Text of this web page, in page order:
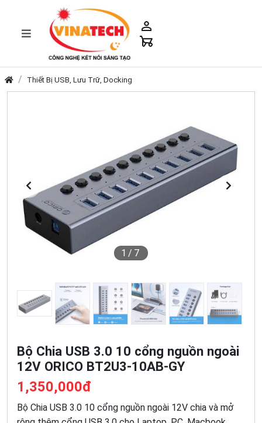
Thiết Bị USB, Lưu Trữ, Docking
1 /7
Bộ Chia USB 3.0 10 cổng nguồn ngoài
12V ORICO BT2U3-10AB-GY
1,350,000đ
Bộ Chia USB 3.0 10 cổng nguồn ngoài 12V chia và mở